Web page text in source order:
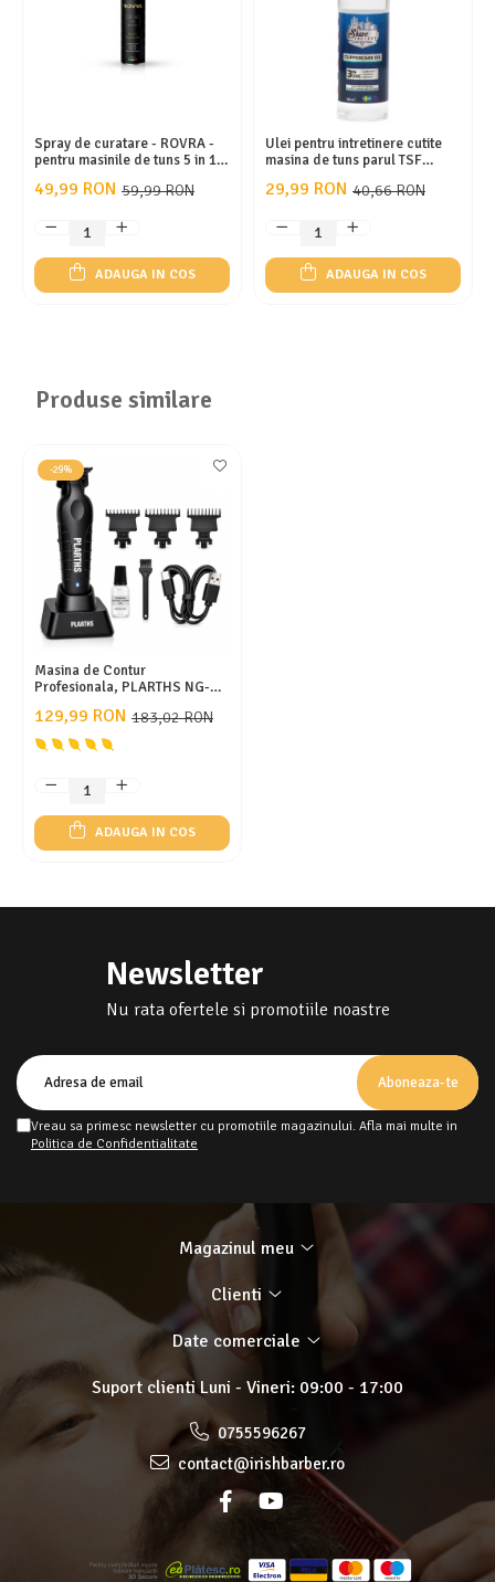
Spray de curatare - ROVRA -
pentru masinile de tuns 5 in 1 -
59,99 RON
49,99 RON
ADAUGA IN COS
Ulei pentru intretinere cutite
masina de tuns parul TSF
40,66 RON
29,99 RON
ADAUGA IN COS
Produse similare
-29%
Masina de Contur
Profesionala, PLARTHS NG-
Lama DLC, Cutit Ceramic,
Stand Incarcare, Led
Incarcare, Type C, 3
183,02 RON
129,99 RON
ADAUGA IN COS
Newsletter
Nu rata ofertele si promotiile noastre
Vreau sa primesc newsletter cu promotiile magazinului. Afla mai multe in
Politica de Confidentialitate
Magazinul meu
Clienti
Date comerciale
Suport clientiLuni - Vineri: 09:00 - 17:00
0755596267
contact@irishbarber.ro